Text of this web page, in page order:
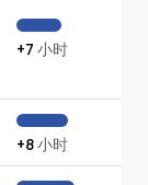
+7 小时
+8小时